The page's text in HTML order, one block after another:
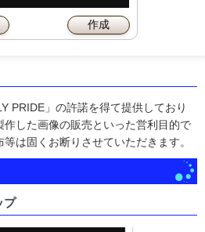
作成
PRIDE」の許諾を得て提供しており
作した画像の販売といった営利目的で
は固くお断りさせていただきます。
プ